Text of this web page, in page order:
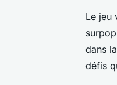
Le jeu
dans
défis